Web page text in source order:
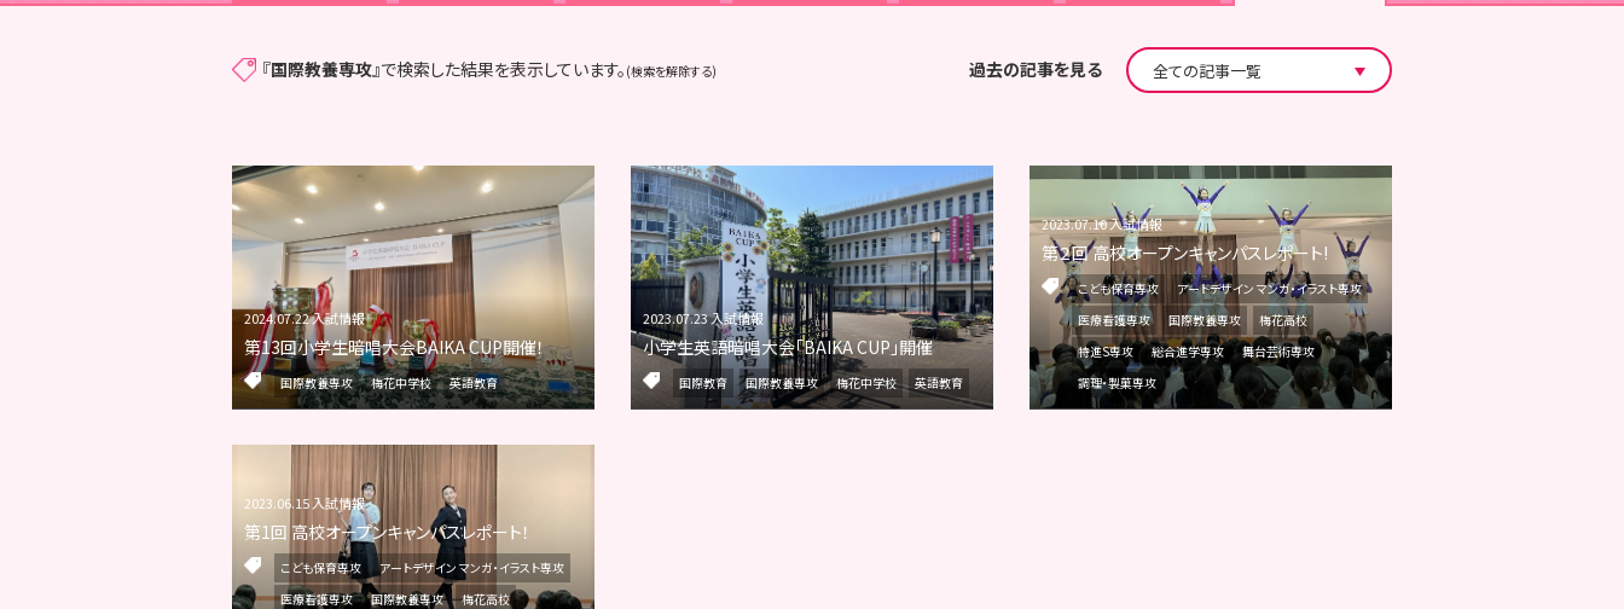
『国際教養専攻』で検索した結果を表示しています。 (検索を解除する) 過去の記事を見る
2024.07.22 入試情報
第13回小学生暗唱大会BAIKA CUP開催！
国際教養専攻 梅花中学校 英語教育
2023.07.23 入試情報
小学生英語暗唱大会「BAIKA CUP」開催
国際教育 国際教養専攻 梅花中学校 英語教育
2023.07.10 入試情報
第２回 高校オープンキャンパスレポート!
こども保育専攻
アートデザイン マンガ・イラスト専攻
医療看護専攻
国際教養専攻
梅花高校
特進S専攻
総合進学専攻
舞台芸術専攻
調理・製菓専攻
2023.06.15 入試情報
第1回 高校オープンキャンパスレポート！
こども保育専攻
アートデザイン マンガ・イラスト専攻
医療看護専攻
国際教養専攻
梅花高校